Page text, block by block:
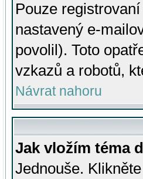
Pouze
nastavený e-
povolil). Toto
vzkazů a robotů,
Návrat nahoru
Jak vložím téma
Jednouše.